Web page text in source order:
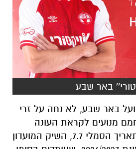
באר שבע
באר שבע, לא נחה על זרי
מנועים לקראת העונה
תוך דגש מיוחד על איכות,